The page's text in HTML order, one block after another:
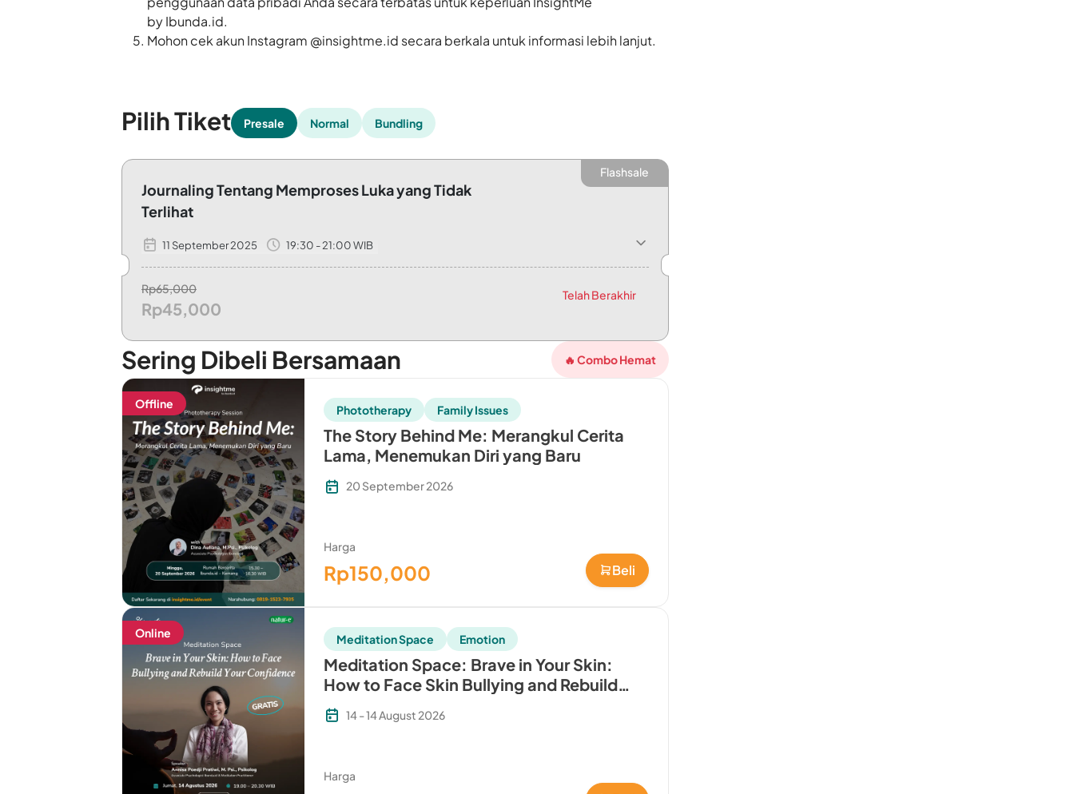
byIbunda.id.
Mohon cek akun Instagram @insightme.id secara berkala untuk informasi lebih lanjut.
Pilih Tiket Presale Normal Bundling
Journaling Tentang Memproses Luka yang Tidak
Terlihat
Flashsale
11 September 2025 19:30 - 21:00 WIB
with Jiwika Mira Joice Hutajulu, M.Psi., Psikolog
Rp65,000
Rp45,000
Telah Berakhir
Sering Dibeli Bersamaan 🔥 Combo Hemat
Offline Phototherapy Family Issues
The Story Behind Me: Merangkul Cerita
Lama, Menemukan Diri yang Baru
20 September 2026
Harga
Rp150,000 Beli
Online Meditation Space Emotion
Meditation Space: Brave in Your Skin:
How to Face Skin Bullying and Rebuild
Your Confidence
14 - 14 August 2026
Harga